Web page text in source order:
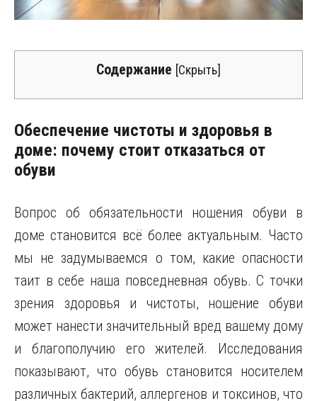
Содержание [Скрыть]
Обеспечение чистоты и здоровья в
доме: почему стоит отказаться от
обуви
Вопрос об обязательности ношения обуви в
доме становится всё более актуальным. Часто
мы не задумываемся о том, какие опасности
таит в себе наша повседневная обувь. С точки
зрения здоровья и чистоты, ношение обуви
может нанести значительный вред вашему дому
и благополучию его жителей. Исследования
показывают, что обувь становится носителем
различных бактерий, аллергенов и токсинов, что